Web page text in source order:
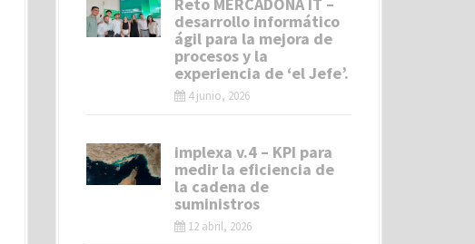
desarrollo informático
ágil para la mejora de
procesos y la
experiencia de ‘el Jefe’.
4 junio, 2026
implexa v.4 – KPI para
medir la eficiencia de
la cadena de
suministros
12 abril, 2026